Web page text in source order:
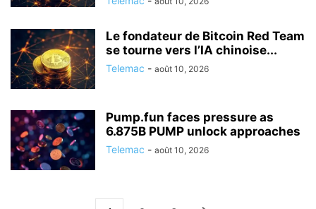
Le fondateur de Bitcoin Red Team
se tourne vers l’IA chinoise...
Telemac - août 10, 2026
Pump.fun faces pressure as
6.875B PUMP unlock approaches
Telemac - août 10, 2026